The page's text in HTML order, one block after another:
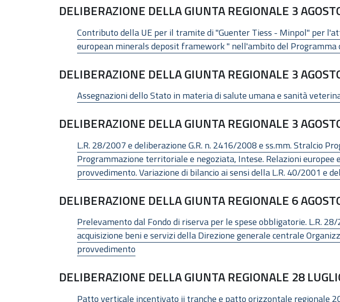
DELIBERAZIONE DELLA GIUNTA REGIONALE 3
Contributo della UE per il tramite di "Guenter Tiess - Minpol" per
european minerals deposit framework " nell'ambito del
DELIBERAZIONE DELLA GIUNTA REGIONALE 3
Assegnazioni dello Stato in materia di salute umana e sanità
DELIBERAZIONE DELLA GIUNTA REGIONALE 3
L.R. 28/2007 e deliberazione G.R. n. 2416/2008 e ss.mm. Stralcio
Programmazione territoriale e negoziata, Intese. Relazioni
provvedimento. Variazione di bilancio ai sensi della L.R. 40/2001 e
DELIBERAZIONE DELLA GIUNTA REGIONALE 6
Prelevamento dal Fondo di riserva per le spese obbligatorie. L.R.
acquisizione beni e servizi della Direzione generale centrale
provvedimento
DELIBERAZIONE DELLA GIUNTA REGIONALE 28
Patto verticale incentivato ii tranche e patto orizzontale regionale